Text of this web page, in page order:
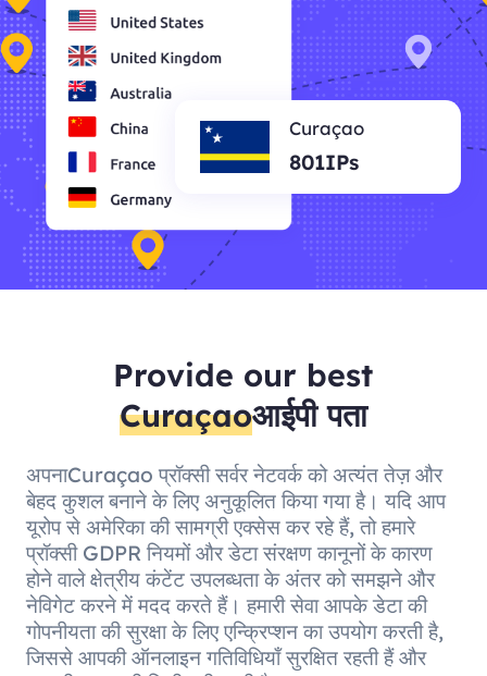
Curaçao
801IPs
Provide our best
Curaçaoआईपी पता
अपनाCuraçao प्रॉक्सी सर्वर नेटवर्क को अत्यंत तेज़ और
बेहद कुशल बनाने के लिए अनुकूलित किया गया है। यदि आप
यूरोप से अमेरिका की सामग्री एक्सेस कर रहे हैं, तो हमारे
प्रॉक्सी GDPR नियमों और डेटा संरक्षण कानूनों के कारण
होने वाले क्षेत्रीय कंटेंट उपलब्धता के अंतर को समझने और
नेविगेट करने में मदद करते हैं। हमारी सेवा आपके डेटा की
गोपनीयता की सुरक्षा के लिए एन्क्रिप्शन का उपयोग करती है,
जिससे आपकी ऑनलाइन गतिविधियाँ सुरक्षित रहती हैं और